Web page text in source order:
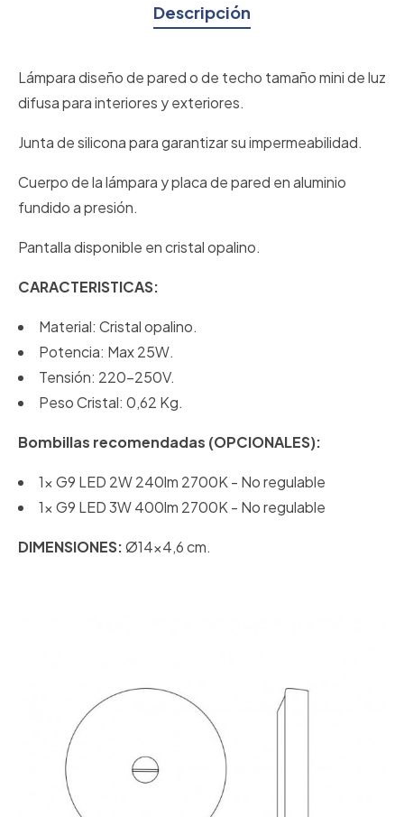
Descripción
Lámpara diseño de pared o de techo tamaño mini de luz
difusa para interiores y exteriores.
Junta de silicona para garantizar su impermeabilidad.
Cuerpo de la lámpara y placa de pared en aluminio
fundido a presión.
Pantalla disponible en cristal opalino.
CARACTERISTICAS:
Material: Cristal opalino.
Potencia: Max 25W.
Tensión: 220-250V.
Peso Cristal: 0,62 Kg.
Bombillas recomendadas (OPCIONALES):
1x G9 LED 2W 240lm 2700K - No regulable
1x G9 LED 3W 400lm 2700K - No regulable
DIMENSIONES:Ø14x4,6 cm.